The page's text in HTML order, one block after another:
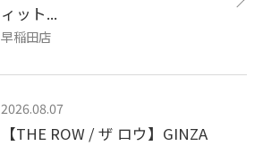
ィット...
早稲田店
2026.08.07
【THE ROW / ザ ロウ】GINZA